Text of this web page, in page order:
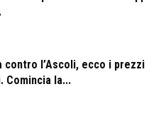
contro l’Ascoli, ecco i prezzi
Comincia la...